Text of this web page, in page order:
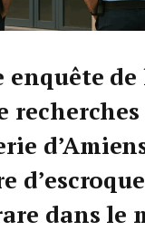
enquête de
recherches
dans le